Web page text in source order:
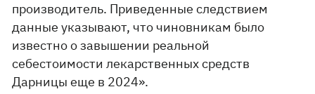
производитель. Приведенные следствием
данные указывают, что чиновникам было
известно о завышении реальной
себестоимости лекарственных средств
Дарницы еще в 2024».